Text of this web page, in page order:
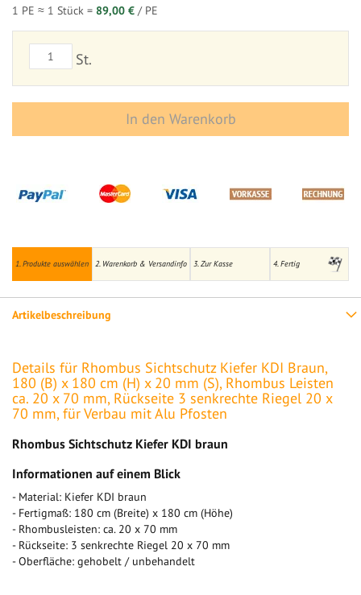
1. Produkte auswählen 2. Warenkorb & Versandinfo 3. Zur Kasse 4. Fertig
1 PE ≈ 1 Stück = 89,00 € / PE
St.
In den Warenkorb
Artikelbeschreibung
Details für Rhombus Sichtschutz Kiefer KDI Braun,
180 (B) x 180 cm (H) x 20 mm (S), Rhombus Leisten
ca. 20 x 70 mm, Rückseite 3 senkrechte Riegel 20 x
70 mm, für Verbau mit Alu Pfosten
Rhombus Sichtschutz Kiefer KDI braun
Informationen auf einem Blick
- Material: Kiefer KDI braun
- Fertigmaß: 180 cm (Breite) x 180 cm (Höhe)
- Rhombusleisten: ca. 20 x 70 mm
- Rückseite: 3 senkrechte Riegel 20 x 70 mm
- Oberfläche: gehobelt / unbehandelt